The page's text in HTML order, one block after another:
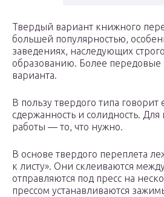
Твердый вариант книжного
большей популярностью,
заведениях, наследующих
образованию. Более передовые
варианта.
В пользу твердого типа говорит
сдержанность и солидность.
работы — то, что нужно.
В основе твердого переплета
к листу». Они склеиваются
отправляются под пресс на
прессом устанавливаются